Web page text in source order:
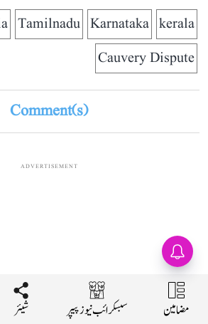
مضامین سبسکرائب نیوز پیپر شیئر
kerala
Karnataka
Tamilnadu
Cauvery Dispute
Comment(s)
ADVERTISEMENT
مضامین سبسکرائب نیوز پیپر شیئر